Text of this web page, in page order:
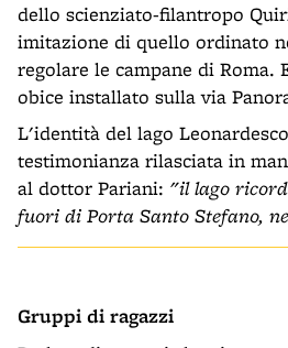
dello scienziato-filantropo
imitazione di quello ordinato
regolare le campane di Roma.
obice installato sulla via
L'identità del lago
testimonianza rilasciata in
al dottor Pariani: "il lago
fuori di Porta Santo Stefano,
Gruppi di ragazzi